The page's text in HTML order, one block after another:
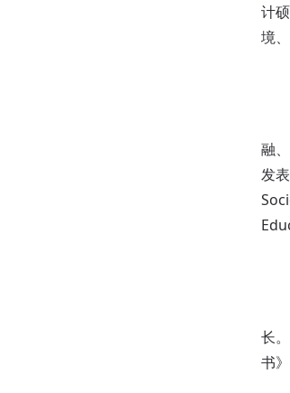
计
境
融
发
（
长
书》